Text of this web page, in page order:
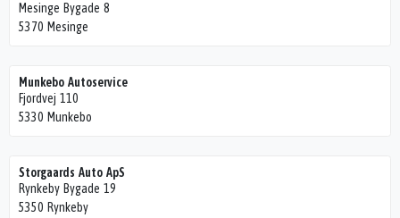
Mesinge Bygade 8
5370 Mesinge
Munkebo Autoservice
Fjordvej 110
5330 Munkebo
Storgaards Auto ApS
Rynkeby Bygade 19
5350 Rynkeby